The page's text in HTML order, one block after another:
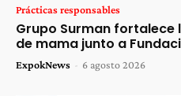
Prácticas responsables
Grupo Surman fortalece
de mama junto a
ExpokNews - 6 agosto 2026